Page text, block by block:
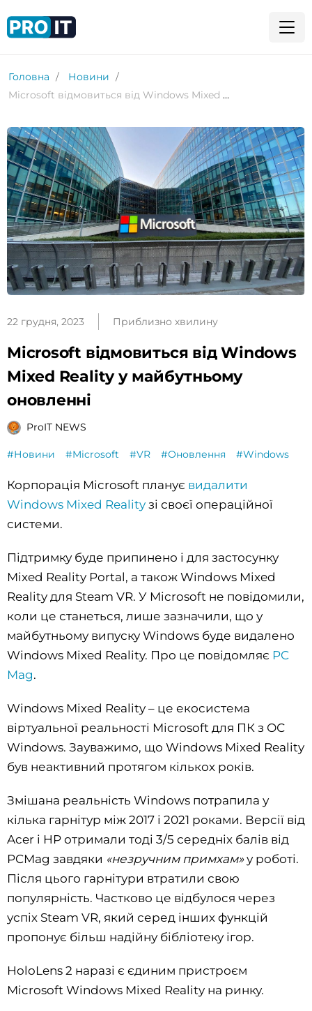
Головна
Новини
Microsoft відмовиться від Windows Mixed Reality у майбутньому оновленні
22 грудня, 2023 Приблизно хвилину
Microsoft відмовиться від Windows
Mixed Reality у майбутньому
оновленні
ProIT NEWS
#Новини #Microsoft #VR #Оновлення #Windows
Корпорація Microsoft планує видалити
Windows Mixed Reality зі своєї операційної
системи.
Підтримку буде припинено і для застосунку
Mixed Reality Portal, а також Windows Mixed
Reality для Steam VR. У Microsoft не повідомили,
коли це станеться, лише зазначили, що у
майбутньому випуску Windows буде видалено
Windows Mixed Reality. Про це повідомляє PC
Mag.
Windows Mixed Reality – це екосистема
віртуальної реальності Microsoft для ПК з ОС
Windows. Зауважимо, що Windows Mixed Reality
був неактивний протягом кількох років.
Змішана реальність Windows потрапила у
кілька гарнітур між 2017 і 2021 роками. Версії від
Acer і HP отримали тоді 3/5 середніх балів від
PCMag завдяки «незручним примхам»у роботі.
Після цього гарнітури втратили свою
популярність. Частково це відбулося через
успіх Steam VR, який серед інших функцій
пропонує більш надійну бібліотеку ігор.
HoloLens 2 наразі є єдиним пристроєм
Microsoft Windows Mixed Reality на ринку.